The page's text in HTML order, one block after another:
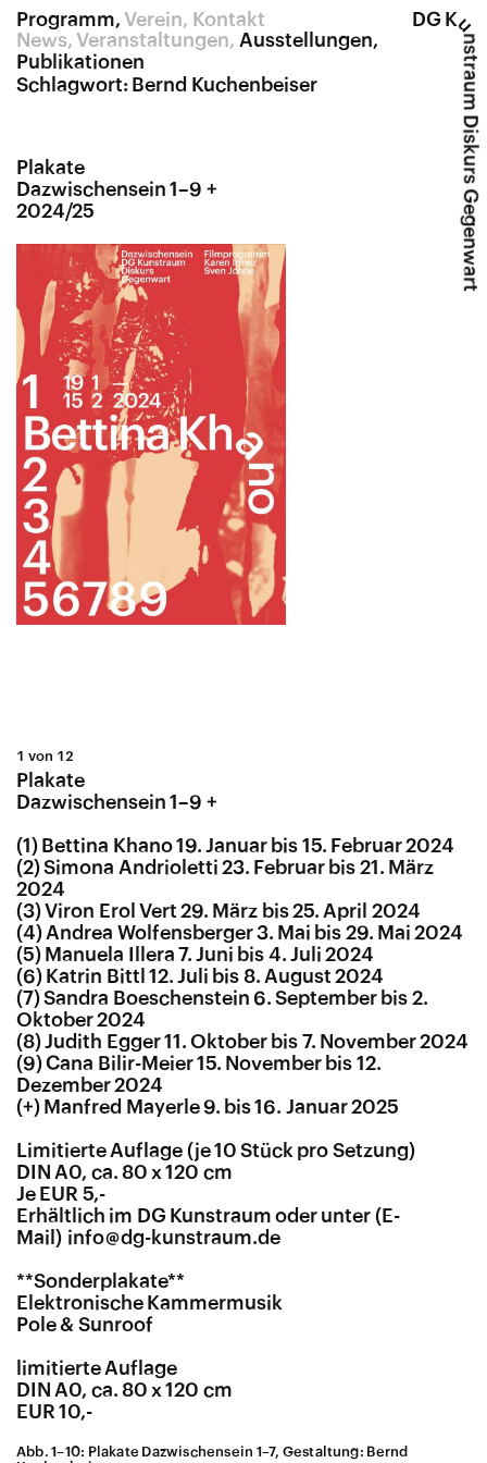
DG Ku
nstraum Diskurs Gegenwart
Programm
News Veranstaltungen
Ausstellungen
Publikationen
Verein Kontakt
Schlagwort: Bernd Kuchenbeiser
Plakate
Dazwischensein 1–9 +
2024/25
1 von 12
Plakate
Dazwischensein 1–9 +
(1) Bettina Khano 19. Januar bis 15. Februar 2024
(2) Simona Andrioletti 23. Februar bis 21. März
2024
(3) Viron Erol Vert 29. März bis 25. April 2024
(4) Andrea Wolfensberger 3. Mai bis 29. Mai 2024
(5) Manuela Illera 7. Juni bis 4. Juli 2024
(6) Katrin Bittl 12. Juli bis 8. August 2024
(7) Sandra Boeschenstein 6. September bis 2.
Oktober 2024
(8) Judith Egger 11. Oktober bis 7. November 2024
(9) Cana Bilir-Meier 15. November bis 12.
Dezember 2024
(+) Manfred Mayerle 9. bis 16. Januar 2025
Limitierte Auflage (je 10 Stück pro Setzung)
DIN A0, ca. 80 x 120 cm
Je EUR 5,-
Erhältlich im DG Kunstraum oder unter
info@dg-kunstraum.de
**Sonderplakate**
Elektronische Kammermusik
Pole & Sunroof
limitierte Auflage
DIN A0, ca. 80 x 120 cm
EUR 10,-
Abb. 1–10: Plakate Dazwischensein 1–7, Gestaltung: Bernd